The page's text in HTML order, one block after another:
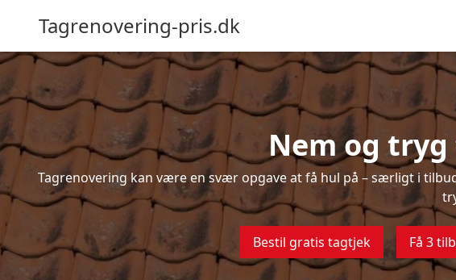
Tagrenovering-pris.dk
Nem og
Tagrenovering kan være en svær opgave at få hul på – særligt i
Bestil gratis tagtjek Få 3